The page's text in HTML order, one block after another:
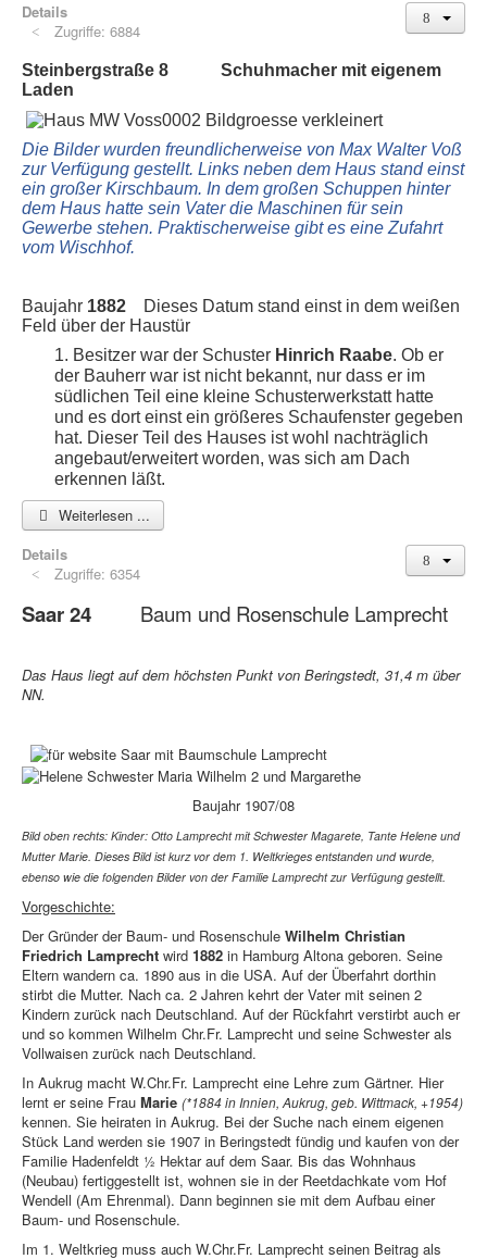
Details
Zugriffe: 6884
Steinbergstraße 8 Schuhmacher mit eigenem
Laden
Die Bilder wurden freundlicherweise von Max Walter Voß
zur Verfügung gestellt. Links neben dem Haus stand einst
ein großer Kirschbaum. In dem großen Schuppen hinter
dem Haus hatte sein Vater die Maschinen für sein
Gewerbe stehen. Praktischerweise gibt es eine Zufahrt
vom Wischhof.
Baujahr 1882 Dieses Datum stand einst in dem weißen
Feld über der Haustür
1. Besitzer war der Schuster Hinrich Raabe. Ob er
der Bauherr war ist nicht bekannt, nur dass er im
südlichen Teil eine kleine Schusterwerkstatt hatte
und es dort einst ein größeres Schaufenster gegeben
hat. Dieser Teil des Hauses ist wohl nachträglich
angebaut/erweitert worden, was sich am Dach
erkennen läßt.
Weiterlesen ...
Details
Zugriffe: 6354
Saar 24 Baum und Rosenschule Lamprecht
Das Haus liegt auf dem höchsten Punkt von Beringstedt, 31,4 m über
NN.
Baujahr 1907/08
Bild oben rechts: Kinder: Otto Lamprecht mit Schwester Magarete, Tante Helene und
Mutter Marie. Dieses Bild ist kurz vor dem 1. Weltkrieges entstanden und wurde,
ebenso wie die folgenden Bilder von der Familie Lamprecht zur Verfügung gestellt.
Vorgeschichte:
Der Gründer der Baum- und Rosenschule Wilhelm Christian
Friedrich Lamprecht wird 1882 in Hamburg Altona geboren. Seine
Eltern wandern ca. 1890 aus in die USA. Auf der Überfahrt dorthin
stirbt die Mutter. Nach ca. 2 Jahren kehrt der Vater mit seinen 2
Kindern zurück nach Deutschland. Auf der Rückfahrt verstirbt auch er
und so kommen Wilhelm Chr.Fr. Lamprecht und seine Schwester als
Vollwaisen zurück nach Deutschland.
In Aukrug macht W.Chr.Fr. Lamprecht eine Lehre zum Gärtner. Hier
lernt er seine Frau Marie (*1884 in Innien, Aukrug, geb. Wittmack, +1954)
kennen. Sie heiraten in Aukrug. Bei der Suche nach einem eigenen
Stück Land werden sie 1907 in Beringstedt fündig und kaufen von der
Familie Hadenfeldt ½ Hektar auf dem Saar. Bis das Wohnhaus
(Neubau) fertiggestellt ist, wohnen sie in der Reetdachkate vom Hof
Wendell (Am Ehrenmal). Dann beginnen sie mit dem Aufbau einer
Baum- und Rosenschule.
Im 1. Weltkrieg muss auch W.Chr.Fr. Lamprecht seinen Beitrag als